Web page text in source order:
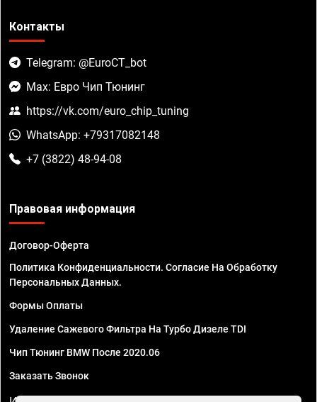
Контакты
Telegram: @EuroCT_bot
Max: Евро Чип Тюнинг
https://vk.com/euro_chip_tuning
WhatsApp: +79317082148
+7 (3822) 48-94-08
Правовая информация
Договор-Оферта
Политика Конфиденциальности. Согласие На Обработку
Персональных Данных.
Формы Оплаты
Удаление Сажевого Фильтра На Турбо Дизеле TDI
Чип Тюнинг BMW После 2020.06
Заказать Звонок